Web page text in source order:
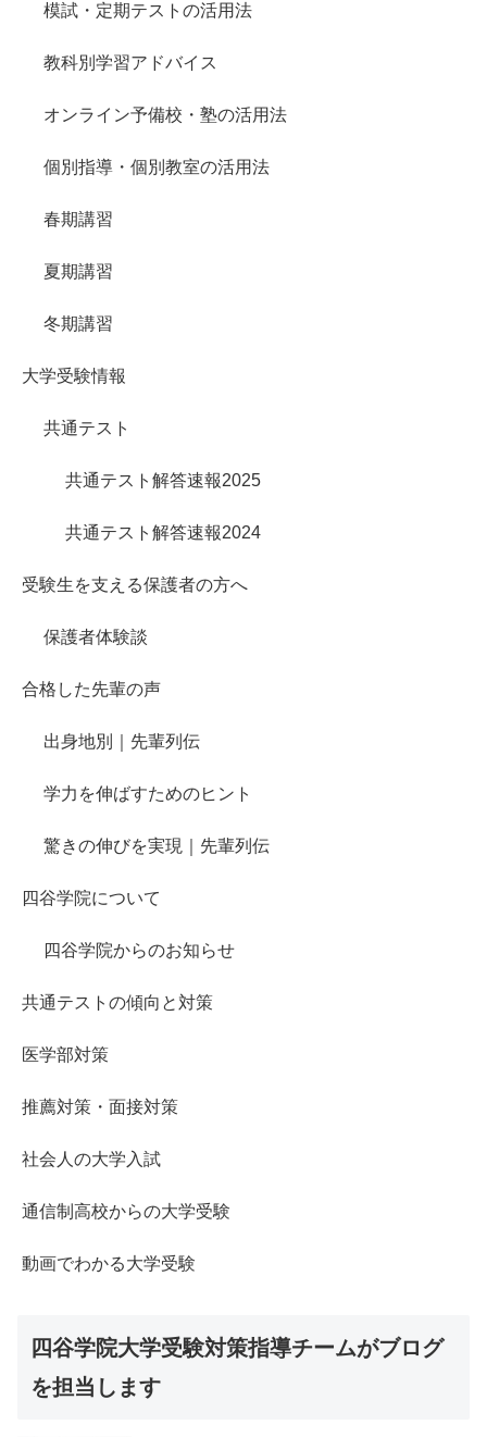
模試・定期テストの活用法
教科別学習アドバイス
オンライン予備校・塾の活用法
個別指導・個別教室の活用法
春期講習
夏期講習
冬期講習
大学受験情報
共通テスト
共通テスト解答速報2025
共通テスト解答速報2024
受験生を支える保護者の方へ
保護者体験談
合格した先輩の声
出身地別｜先輩列伝
学力を伸ばすためのヒント
驚きの伸びを実現｜先輩列伝
四谷学院について
四谷学院からのお知らせ
共通テストの傾向と対策
医学部対策
推薦対策・面接対策
社会人の大学入試
通信制高校からの大学受験
動画でわかる大学受験
四谷学院大学受験対策指導チームがブログ
を担当します